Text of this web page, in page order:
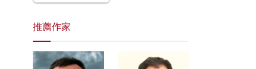
推薦作家